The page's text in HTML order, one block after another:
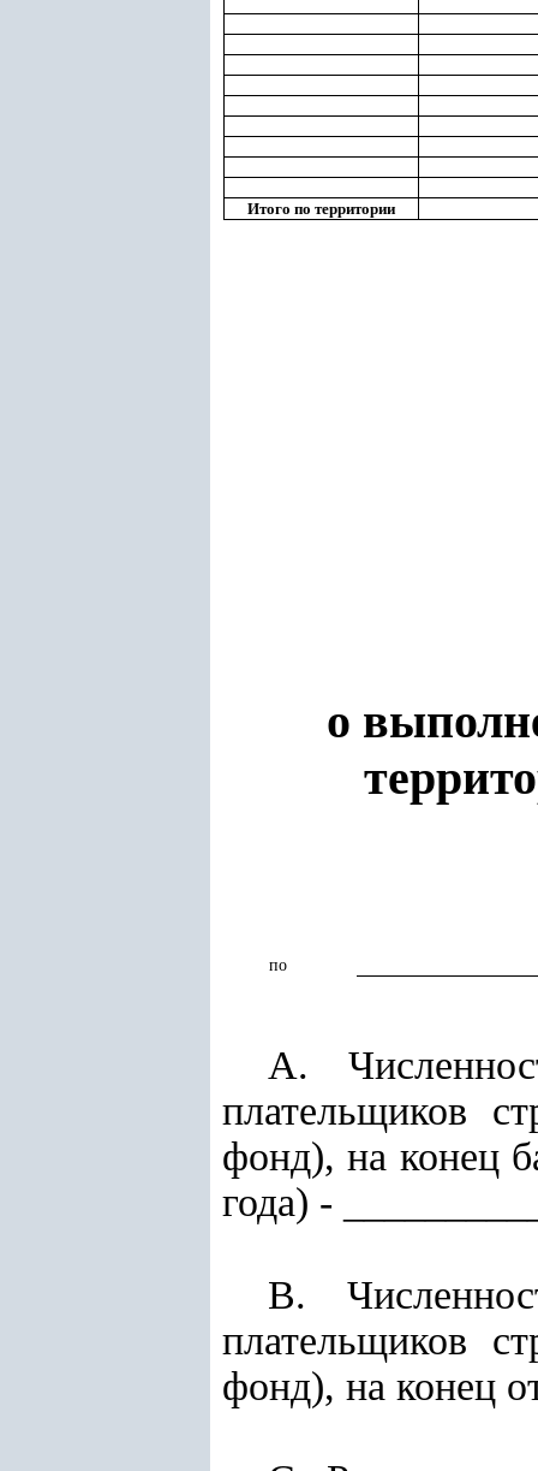
Итого по территории
о
по
А.
плательщиков
фонд), на конец
года) -
В.
плательщиков
фонд), на конец